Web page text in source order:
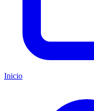
Inicio